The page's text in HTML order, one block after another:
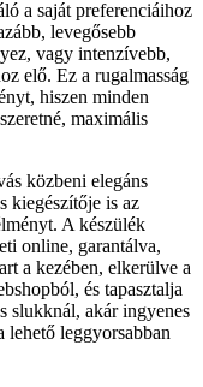
a saját preferenciáihoz
levegősebb
vagy intenzívebb,
elő. Ez a rugalmasság
hiszen minden
maximális
közbeni elegáns
kiegészítője is az
A készülék
online, garantálva,
a kezében, elkerülve a
és tapasztalja
slukknál, akár ingyenes
lehető leggyorsabban